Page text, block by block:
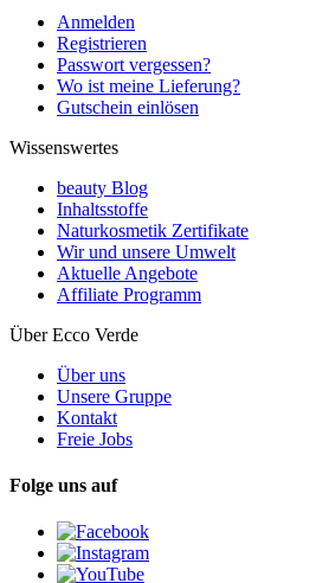
Anmelden
Registrieren
Passwort vergessen?
Wo ist meine Lieferung?
Gutschein einlösen
Wissenswertes
beauty Blog
Inhaltsstoffe
Naturkosmetik Zertifikate
Wir und unsere Umwelt
Aktuelle Angebote
Affiliate Programm
Über Ecco Verde
Über uns
Unsere Gruppe
Kontakt
Freie Jobs
Folge uns auf